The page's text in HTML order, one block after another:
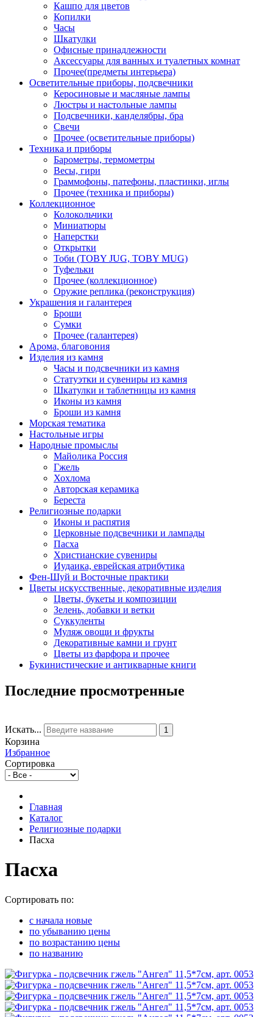
Кашпо для цветов
Копилки
Часы
Шкатулки
Офисные принадлежности
Аксессуары для ванных и туалетных комнат
Прочее(предметы интерьера)
Осветительные приборы, подсвечники
Керосиновые и масляные лампы
Люстры и настольные лампы
Подсвечники, канделябры, бра
Свечи
Прочее (осветительные приборы)
Техника и приборы
Барометры, термометры
Весы, гири
Граммофоны, патефоны, пластинки, иглы
Прочее (техника и приборы)
Коллекционное
Колокольчики
Миниатюры
Наперстки
Открытки
Тоби (TOBY JUG, TOBY MUG)
Туфельки
Прочее (коллекционное)
Оружие реплика (реконструкция)
Украшения и галантерея
Броши
Сумки
Прочее (галантерея)
Арома, благовония
Изделия из камня
Часы и подсвечники из камня
Статуэтки и сувениры из камня
Шкатулки и таблетницы из камня
Иконы из камня
Броши из камня
Морская тематика
Настольные игры
Народные промыслы
Майолика Россия
Гжель
Хохлома
Авторская керамика
Береста
Религиозные подарки
Иконы и распятия
Церковные подсвечники и лампады
Пасха
Христианские сувениры
Иудаика, еврейская атрибутика
Фен-Шуй и Восточные практики
Цветы искусственные, декоративные изделия
Цветы, букеты и композиции
Зелень, добавки и ветки
Суккуленты
Муляж овощи и фрукты
Декоративные камни и грунт
Цветы из фарфора и прочее
Букинистические и антикварные книги
Последние просмотренные
Искать... 1
Корзина
Избранное
Сортировка
Главная
Каталог
Религиозные подарки
Пасха
Пасха
Сортировать по:
c начала новые
по убыванию цены
по возрастанию цены
по названию